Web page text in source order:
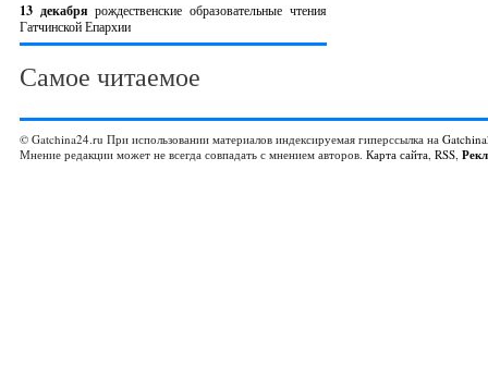
13 декабрярождественские образовательные чтения
Гатчинской Епархии
Самое читаемое
© Gatchina24.ru При использовании материалов индексируемая гиперссылка на
Мнение редакции может не всегда совпадать с мнением авторов. Карта сайта, RSS,